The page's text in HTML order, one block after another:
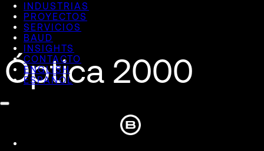
INDUSTRIAS
PROYECTOS
SERVICIOS
BAUD
INSIGHTS
CONTACTO
ENGLISH
ESPAÑOL
Óptica 2000